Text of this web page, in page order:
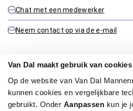
Van Dal maakt gebruik van cookies
Op de website van Van Dal
kunnen cookies en vergelijkbare
gebruikt. Onder Aanpassen kun je
Chat met een medewerker
Neem contact op via de e-mail
Productinformatie
Artikelnummer
1000077-22-48
Kleur:
Licht Blauw